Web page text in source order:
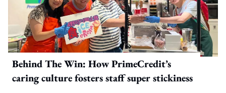
Behind The Win: How PrimeCredit’s
caring culture fosters staff super stickiness